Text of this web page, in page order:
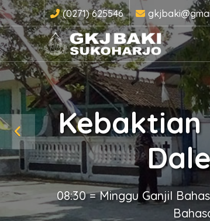
(0271) 625546
Kebaktian
08:30 = Minggu Ganjil